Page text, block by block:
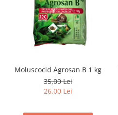
Moluscocid Agrosan B 1 kg
35,00 Lei
26,00 Lei